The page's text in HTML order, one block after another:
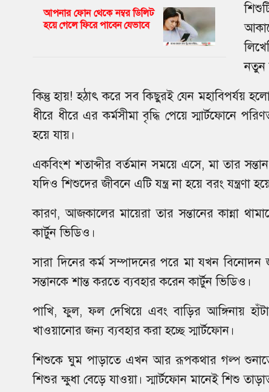
আপনার ফোন থেকে নম্বর ডিলিট
হয়ে গেলে ফিরে পাবেন যেভাবে
নতুন
কিন্তু হায়! হঠাৎ করে সব কিছুরই যেন মহাবিপর্যয়
ধীরে ধীরে এর কর্মসীমা বৃদ্ধি পেয়ে স্মার্টফোনে
হয়ে যায়।
একবিংশ শতাব্দীর বর্তমান সময়ে এসে, মা তার
যদিও শিশুদের জীবনে এটি যন্ত্র না হয়ে বরং যন্ত্রণা
কারণ, আজকালের মায়েরা তার সন্তানের কান্না
কার্টুন ভিডিও।
সারা দিনের কর্ম সম্পাদনের পরে মা যখন বিনোদন
সন্তানকে শান্ত করতে ব্যবহার করেন কার্টুন ভিডিও।
পাখি, ফুল, ফল দেখিয়ে এবং বাড়ির আঙ্গিনায়
খাওয়ানোর জন্য ব্যবহার করা হচ্ছে স্মার্টফোন।
শিশুকে ঘুম পাড়াতে এখন আর রূপকথার গল্প শুনাতে
শিশুর ক্ষুধা বেড়ে যাওয়া। স্মার্টফোন মানেই শিশু